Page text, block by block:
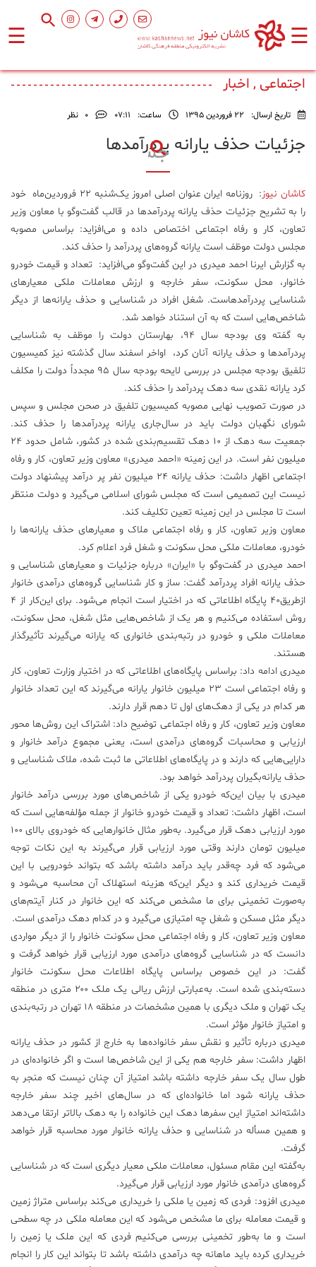
☰ ☰
اصلی
هنر
ورزشی
محیط
زیست
علم
و
فناوری
عکس
پادکست
مجله
فرهنگی
هنری
اجتماعی , اخبار
تاریخ ارسال: 22 فروردین 1395 ساعت: ۰۷:۱۱ 0 نظر
جزئیات حذف یارانه پردرآمد‌ها
کاشان نیوز
: روزنامه ایران عنوان اصلی امروز یک‌شنبه ۲۲ فروردین‌ماه ‌خود
را به تشریح جزئیات حذف یارانه پردرآمد‌ها در قالب گفت‌و‌گو با معاون وزیر
تعاون، ‌کار و رفاه اجتماعی اختصاص داده و می‌افزاید: براساس مصوبه
مجلس دولت موظف است یارانه گروه‌های پردرآمد را حذف کند.
به گزارش ایرنا احمد میدری در این گفت‌و‌گو می‌افزاید: ‌ تعداد و قیمت خودرو
خانوار، محل سکونت، سفر خارجه و ارزش معاملات ملکی معیارهای
شناسایی پردرآمدهاست. شغل افراد در شناسایی و حذف یارانه‌ها از دیگر
شاخص‌هایی است که به آن استناد خواهد شد.
به گفته وی بودجه سال ۹۴، بهارستان دولت را موظف به شناسایی
پردرآمد‌ها و حذف یارانه آنان کرد، ‌ اواخر اسفند سال گذشته نیز کمیسیون
تلفیق بودجه مجلس در بررسی لایحه بودجه سال ۹۵ مجدداً دولت را مکلف
کرد یارانه نقدی سه دهک پردرآمد را حذف کند.
در صورت تصویب نهایی مصوبه کمیسیون تلفیق در صحن مجلس و سپس
شورای نگهبان دولت باید در سال‌جاری یارانه پردرآمد‌ها را حذف کند.
جمعیت سه دهک از ۱۰ دهک تقسیم‌بندی شده در کشور، شامل حدود ۲۴
میلیون نفر است. در این زمینه «احمد میدری» معاون وزیر تعاون، کار و رفاه
اجتماعی اظهار داشت: حذف یارانه ۲۴ میلیون نفر پر درآمد پیشنهاد دولت
نیست این تصمیمی است که مجلس شورای اسلامی می‌گیرد و دولت منتظر
است تا مجلس در این زمینه تعین تکلیف کند.
معاون وزیر تعاون، کار و رفاه اجتماعی ملاک و معیارهای حذف یارانه‌ها را
خودرو، معاملات ملکی محل سکونت و شغل فرد اعلام کرد.
احمد میدری در گفت‌وگو با «ایران» درباره جزئیات و معیارهای شناسایی و
حذف یارانه افراد پردرآمد گفت: ساز و کار شناسایی گروه‌های درآمدی خانوار
ازطریق۴۰ پایگاه اطلاعاتی که در اختیار است انجام می‌‌شود. برای این‌کار از ۴
روش استفاده می‌کنیم و هر یک از شاخص‌هایی مثل شغل، محل سکونت،
معاملات ملکی و خودرو در رتبه‌بندی خانواری که یارانه می‌گیرند تأثیرگذار
هستند.
میدری ادامه داد: براساس پایگاه‌های اطلاعاتی که در اختیار وزارت تعاون، کار
و رفاه اجتماعی است ۲۳ میلیون خانوار یارانه می‌گیرند که این تعداد خانوار
هر کدام در یکی از دهک‌های اول تا دهم قرار دارند.
معاون وزیر تعاون، کار و رفاه اجتماعی توضیح داد: اشتراک این روش‌ها محور
ارزیابی و محاسبات گروه‌های درآمدی است، یعنی مجموع درآمد خانوار و
دارایی‌هایی که دارند و در پایگاه‌های اطلاعاتی‌ ما ثبت شده، ملاک شناسایی و
حذف یارانه‌بگیران پردرآمد خواهد بود.
میدری با بیان این‌که خودرو یکی از شاخص‌های مورد بررسی درآمد خانوار
است، اظهار داشت: تعداد و قیمت خودرو خانوار از جمله مؤلفه‌هایی است که
مورد ارزیابی دهک قرار می‌گیرد. به‌طور مثال خانوارهایی که خودروی بالای ۱۰۰
میلیون تومان دارند وقتی مورد ارزیابی قرار می‌گیرند به این نکات توجه
می‌شود که فرد چه‌قدر باید درآمد داشته باشد که بتواند خودرویی با این
قیمت خریداری کند و دیگر این‌که هزینه استهلاک آن محاسبه می‌شود و
به‌صورت تخمینی برای ما مشخص می‌کند که این خانوار در کنار آیتم‌های
دیگر مثل مسکن و شغل چه امتیازی می‌گیرد و در کدام دهک درآمدی است.
معاون وزیر تعاون، کار و رفاه اجتماعی محل سکونت خانوار را از دیگر مواردی
دانست که در شناسایی گروه‌های درآمدی مورد ارزیابی قرار خواهد گرفت و
گفت: در این خصوص براساس پایگاه اطلاعات محل سکونت خانوار
دسته‌بندی شده است. به‌عبارتی ارزش ریالی یک ملک ۲۰۰ متری در منطقه
یک تهران و ملک دیگری با همین مشخصات در منطقه ۱۸ تهران در رتبه‌بندی
و امتیاز خانوار مؤثر است.
میدری درباره تأثیر و نقش سفر خانواده‌ها به خارج از کشور در حذف یارانه
اظهار داشت: سفر خارجه هم یکی از این شاخص‌ها است و اگر خانواده‌ای در
طول سال یک سفر خارجه داشته باشد امتیاز آن چنان نیست که منجر به
حذف یارانه شود اما خانواده‌ای که در سال‌های اخیر چند سفر خارجه
داشته‌اند امتیاز این سفر‌ها دهک این خانواده را به دهک بالا‌تر ارتقا می‌دهد
و همین مسأله در شناسایی و حذف یارانه خانوار مورد محاسبه قرار خواهد
گرفت.
به‌گفته این مقام مسئول، معاملات ملکی معیار دیگری است که در شناسایی
گروه‌های درآمدی خانوار مورد ارزیابی قرار می‌گیرد.
میدری افزود: فردی که زمین یا ملکی را خریداری می‌کند براساس متراژ زمین
و قیمت معامله برای ما مشخص می‌شود که این معامله ملکی در چه سطحی
است و ما به‌طور تخمینی بررسی می‌کنیم فردی که این ملک یا زمین را
خریداری کرده باید ماهانه چه درآمدی داشته باشد تا بتواند این کار را انجام